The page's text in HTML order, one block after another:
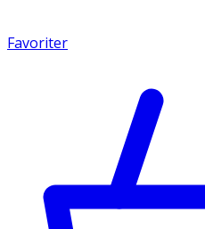
Favoriter